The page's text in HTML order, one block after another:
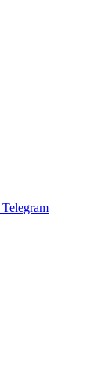
Telegram